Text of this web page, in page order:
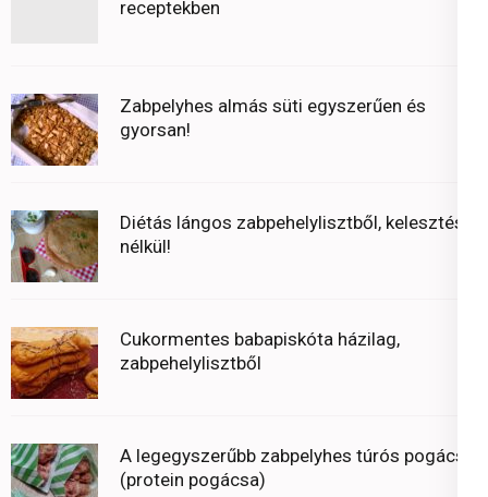
receptekben
Zabpelyhes almás süti egyszerűen és
gyorsan!
Diétás lángos zabpehelylisztből, kelesztés
nélkül!
Cukormentes babapiskóta házilag,
zabpehelylisztből
A legegyszerűbb zabpelyhes túrós pogácsa
(protein pogácsa)